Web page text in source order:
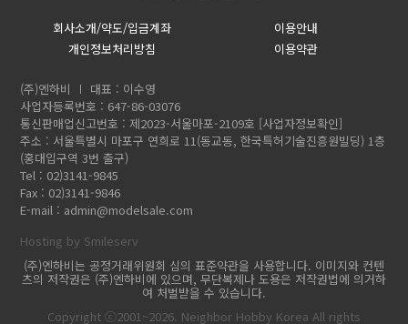
회사소개/약도/입금계좌
이용안내
개인정보처리방침
이용약관
(주)엔하비
대표 : 이수영
사업자등록번호 : 647-86-03076
통신판매업신고번호 : 제2023-서울마포-2109호 [사업자정보확인]
주소 : 서울특별시 마포구 연희로 11(동교동, 한국특허기술진흥원빌딩) 1층
(홍대입구역 3번 출구)
Tel : 02)3141-9845
Fax : 02)3141-9846
E-mail : admin@modelsale.com
Hosting by Smileserv
(주)엔하비는 공정거래위원회 심의 표준약관을 사용합니다. 이미지와 컨텐
츠의 저작권은 (주)엔하비에 있으며, 무단복제나 도용은 저작권법에 의거하
여 처벌받을 수 있습니다.
Copyright ⓒ2001~2026. Neighbor Hobby Korea All rights